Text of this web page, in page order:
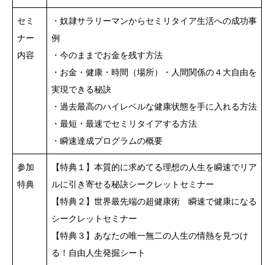
セミ
ナー
内容
・奴隷サラリーマンからセミリタイア生活への成功事
例
・今のままでお金を残す方法
・お金・健康・時間（場所）・人間関係の４大自由を
実現できる秘訣
・過去最高のハイレベルな健康状態を手に入れる方法
・最短・最速でセミリタイアする方法
・瞬速達成プログラムの概要
参加
特典
【特典１】本質的に求めてる理想の人生を瞬速でリア
ルに引き寄せる秘訣シークレットセミナー
【特典２】世界最先端の超健康術 瞬速で健康になる
シークレットセミナー
【特典３】あなたの唯一無二の人生の情熱を見つけ
る！自由人生発掘シート